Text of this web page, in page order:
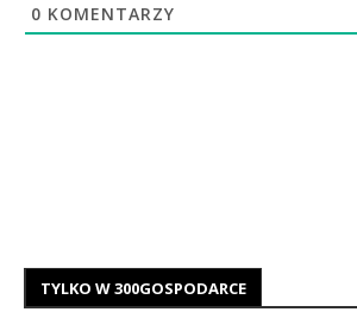
0 KOMENTARZY
TYLKO W 300GOSPODARCE